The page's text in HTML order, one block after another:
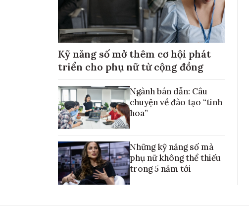
Kỹ năng số mở thêm cơ hội phát
triển cho phụ nữ từ cộng đồng
Ngành bán dẫn: Câu
chuyện về đào tạo “tinh
hoa”
Những kỹ năng số mà
phụ nữ không thể thiếu
trong 5 năm tới